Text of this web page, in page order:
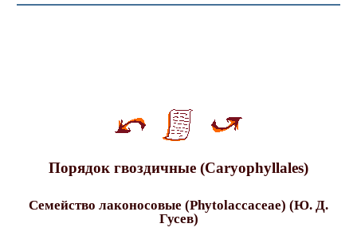
Порядок гвоздичные (Caryophyllales)
Семейство лаконосовые (Phytolaccaceae) (Ю. Д.
Гусев)